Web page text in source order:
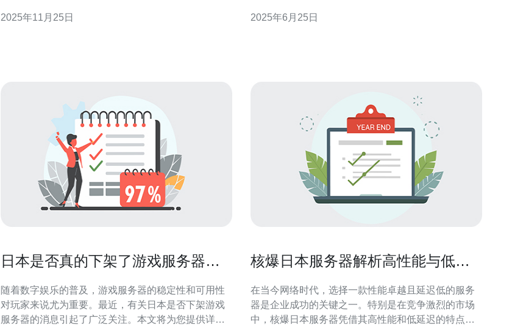
提升网站的排名和流量。 日本站群VPS有哪些优势？
2025年11月25日
器，提供更便捷的服务体验。 日本酒店中文服务器的
2025年6月25日
日本是否真的下架了游戏服务器的
随着数字娱乐的普及，游戏服务器的稳定性和可用性
对玩家来说尤为重要。最近，有关日本是否下架游戏
服务器的消息引起了广泛关注。本文将为您提供详细
核爆日本服务器解析高性能与低延
在当今网络时代，选择一款性能卓越且延迟低的服务
器是企业成功的关键之一。特别是在竞争激烈的市场
中，核爆日本服务器凭借其高性能和低延迟的特点，